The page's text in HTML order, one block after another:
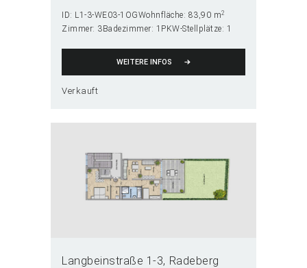
ID: L1-3-WE03-1OGWohnfläche: 83,90 m2
Zimmer: 3 Badezimmer: 1 PKW-Stellplätze: 1
WEITERE INFOS
Verkauft
Langbeinstraße 1-3 Radeberg